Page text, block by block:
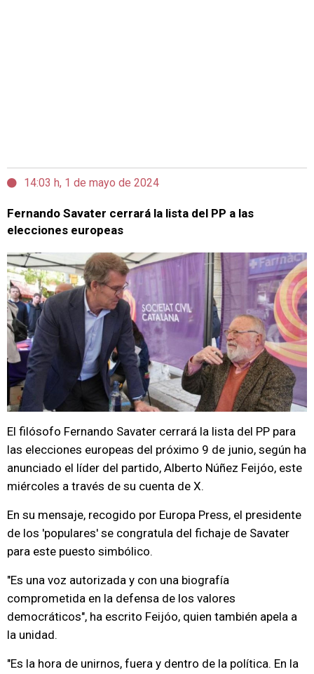
14:03 h, 1 de mayo de 2024
Fernando Savater cerrará la lista del PP a las
elecciones europeas
El filósofo Fernando Savater cerrará la lista del PP para
las elecciones europeas del próximo 9 de junio, según ha
anunciado el líder del partido, Alberto Núñez Feijóo, este
miércoles a través de su cuenta de X.
En su mensaje, recogido por Europa Press, el presidente
de los 'populares' se congratula del fichaje de Savater
para este puesto simbólico.
"Es una voz autorizada y con una biografía
comprometida en la defensa de los valores
democráticos", ha escrito Feijóo, quien también apela a
la unidad.
"Es la hora de unirnos, fuera y dentro de la política. En la